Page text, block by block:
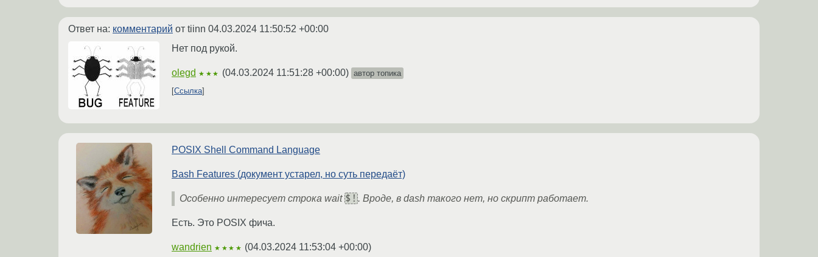
Ответ на: комментарий от tiinn 04.03.2024 11:50:52 +00:00
Нет под рукой.
olegd ★★★ (04.03.2024 11:51:28 +00:00) автор топика
Ссылка
POSIX Shell Command Language
Bash Features (документ устарел, но суть передаёт)
Особенно интересует строка wait $! . Вроде, в dash такого нет, но скрипт работает.
Есть. Это POSIX фича.
wandrien ★★★★ (04.03.2024 11:53:04 +00:00)